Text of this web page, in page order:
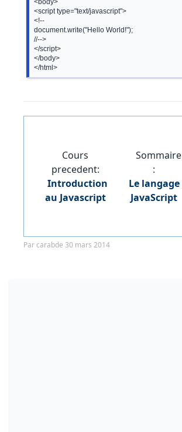
<body>
<script type="text/javascript">
<!--
document.write("Hello World!");
//-->
</script>
</body>
Cours
precedent:
Introduction
au Javascript
Sommaire
:
Le langage
JavaScript
Par carabde 30 mars 2014